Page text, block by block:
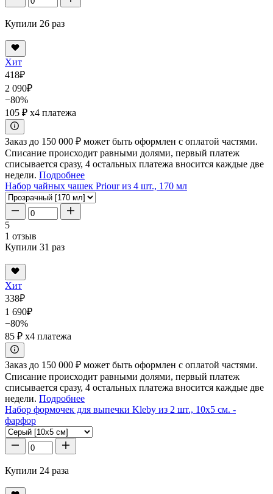
Купили 26 раз
Хит
418₽
2 090₽
−80%
105 ₽ x4 платежа
Заказ до 150 000 ₽ может быть оформлен с оплатой частями.
Списание происходит равными долями, первый платеж
списывается сразу, 4 остальных платежа вносится каждые две
недели. Подробнее
Набор чайных чашек Priour из 4 шт., 170 мл
5
1 отзыв
Купили 31 раз
Хит
338₽
1 690₽
−80%
85 ₽ x4 платежа
Заказ до 150 000 ₽ может быть оформлен с оплатой частями.
Списание происходит равными долями, первый платеж
списывается сразу, 4 остальных платежа вносится каждые две
недели. Подробнее
Набор формочек для выпечки Kleby из 2 шт., 10x5 см. -
фарфор
Купили 24 раза